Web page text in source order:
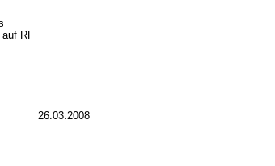
auf RF
26.03.2008